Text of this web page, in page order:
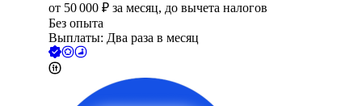
от 50 000 ₽ за месяц, до вычета налогов
Без опыта
Выплаты: Два раза в месяц